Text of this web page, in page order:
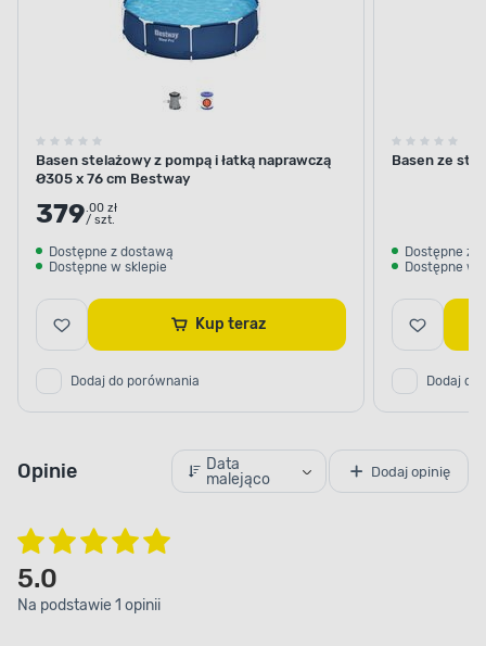
UNIWERSALNE UŻYCIE
Na taras i nie tylko
Basen stelażowy Bestway można zmieścić
nawet na niewielkiej działce
– w
tarasie. Wystarczy przestrzeń o średnicy
przekraczającej nieco 300 centymetrów, by
cieszyć się dobrą zabawą przez całe lato.
Połączenia ochronne, o które zadbał producent,
Basen stelażowy z pompą i łatką naprawczą
Ø305 x 76 cm Bestway
379.00 zł
/ szt.
Dostępne z dostawą
Dostępne w sklepie
Kup teraz
Dodaj do porównania
Basen ze
Dostępne z
Dostępne w
Dodaj do
Opinie
Data
malejąco
Dodaj opinię
5.0
Na podstawie 1 opinii